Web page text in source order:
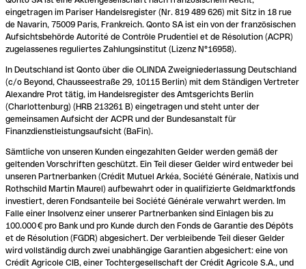
eingetragen im Pariser Handelsregister (Nr. 819 489 626) mit Sitz in 18 rue
de Navarin, 75009 Paris, Frankreich. Qonto SA ist ein von der französischen
Aufsichtsbehörde Autorité de Contrôle Prudentiel et de Résolution (ACPR)
zugelassenes reguliertes Zahlungsinstitut (Lizenz N°16958).
In Deutschland ist Qonto über die OLINDA Zweigniederlassung Deutschland
(c/o Beyond, Chausseestraße 29, 10115 Berlin) mit dem Ständigen Vertreter
Alexandre Prot tätig, im Handelsregister des Amtsgerichts Berlin
(Charlottenburg) (HRB 213261 B) eingetragen und steht unter der
gemeinsamen Aufsicht der ACPR und der Bundesanstalt für
Finanzdienstleistungsaufsicht (BaFin).
Sämtliche von unseren Kunden eingezahlten Gelder werden gemäß der
geltenden Vorschriften geschützt. Ein Teil dieser Gelder wird entweder bei
unseren Partnerbanken (Crédit Mutuel Arkéa, Société Générale, Natixis und
Rothschild Martin Maurel) aufbewahrt oder in qualifizierte Geldmarktfonds
investiert, deren Fondsanteile bei Société Générale verwahrt werden. Im
Falle einer Insolvenz einer unserer Partnerbanken sind Einlagen bis zu
100.000 € pro Bank und pro Kunde durch den Fonds de Garantie des Dépôts
et de Résolution (FGDR) abgesichert. Der verbleibende Teil dieser Gelder
wird vollständig durch zwei unabhängige Garantien abgesichert: eine von
Crédit Agricole CIB, einer Tochtergesellschaft der Crédit Agricole S.A., und